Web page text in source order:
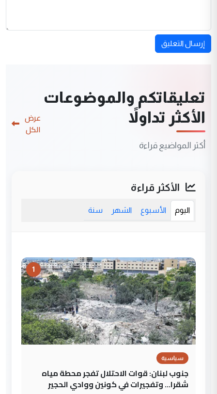
إرسال التعليق
تعليقاتكم والموضوعات
الأكثر تداولاً
أكثر المواضيع قراءة
عرض
الكل
الأكثر قراءة
اليوم الأسبوع الشهر سنة
1
سياسية
جنوب لبنان: قوات الاحتلال تفجر محطة مياه
شقرا… وتفجيرات في كونين ووادي الحجير